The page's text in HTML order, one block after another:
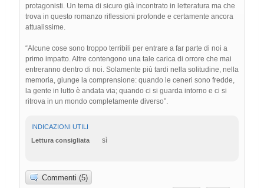
protagonisti. Un tema di sicuro già incontrato in letteratura ma che
trova in questo romanzo riflessioni profonde e certamente ancora
attualissime.
“Alcune cose sono troppo terribili per entrare a far parte di noi a
primo impatto. Altre contengono una tale carica di orrore che mai
entreranno dentro di noi. Solamente più tardi nella solitudine, nella
memoria, giunge la comprensione: quando le ceneri sono fredde,
la gente in lutto è andata via; quando ci si guarda intorno e ci si
ritrova in un mondo completamente diverso”.
INDICAZIONI UTILI
Lettura consigliata
sì
Commenti (5)